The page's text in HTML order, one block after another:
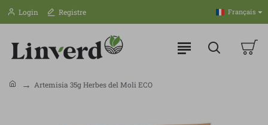
Login Registre Français
Artemisia 35g Herbes del Moli ECO